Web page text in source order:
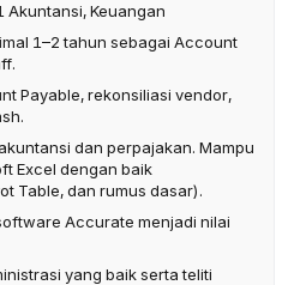
Akuntansi, Keuangan
1–2 tahun sebagai Account
Payable, rekonsiliasi vendor,
dan perpajakan. Mampu
Excel dengan baik
Table, dan rumus dasar).
Accurate menjadi nilai
yang baik serta teliti